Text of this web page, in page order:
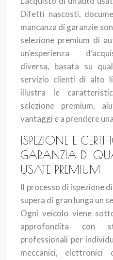
Difetti nascosti,
mancanza di garanzie
selezione premium di
un’esperienza
diversa, basata su
servizio clienti di alto
illustra le
selezione premium,
vantaggi e a prendere
ISPEZIONE E
GARANZIA DI
USATE PREMIUM
Il processo di ispezione
supera di gran lunga un
Ogni veicolo viene
approfondita con
professionali per
meccanici,